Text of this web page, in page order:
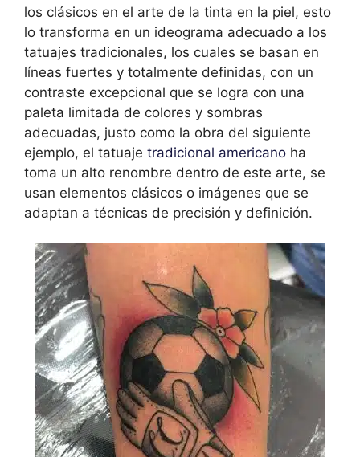
los clásicos en el arte de la tinta en la piel, esto
lo transforma en un ideograma adecuado a los
tatuajes tradicionales, los cuales se basan en
líneas fuertes y totalmente definidas, con un
contraste excepcional que se logra con una
paleta limitada de colores y sombras
adecuadas, justo como la obra del siguiente
ejemplo, el tatuaje tradicional americano ha
toma un alto renombre dentro de este arte, se
usan elementos clásicos o imágenes que se
adaptan a técnicas de precisión y definición.